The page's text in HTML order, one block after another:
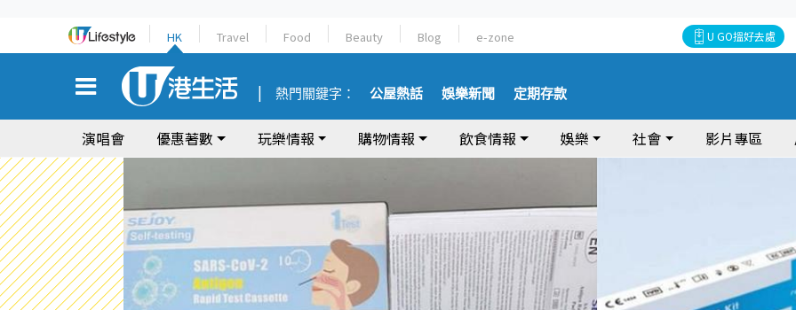
HK Travel Food Beauty Blog e-zone U GO搵好去處
熱門關鍵字： 公屋熱話 娛樂新聞 定期存款
演唱會 優惠著數 玩樂情報 購物情報 飲食情報 娛樂 社會 影片專區